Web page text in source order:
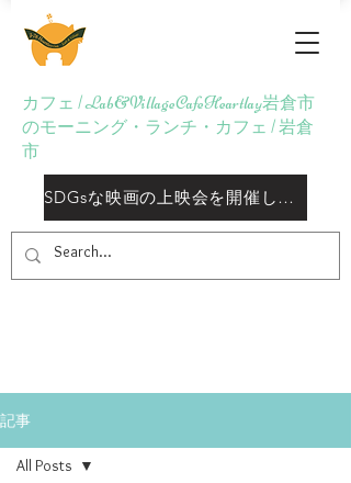
カフェ | Lab&VillageCafeHeartlay岩倉市
のモーニング・ランチ・カフェ | 岩倉
市
SDGsな映画の上映会を開催しておりますしております
記事
All Posts